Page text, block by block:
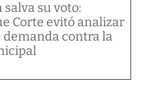
su voto:
Corte evitó analizar
demanda contra la